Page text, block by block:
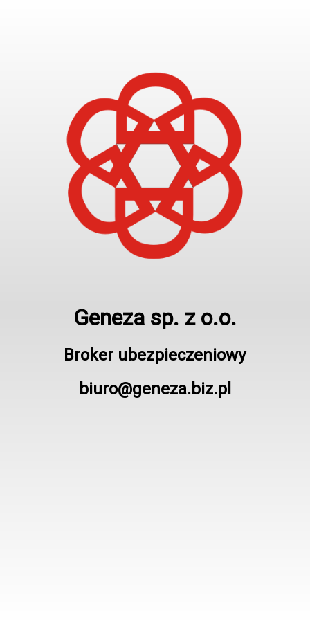
Geneza sp. z o.o.
Broker ubezpieczeniowy
biuro@geneza.biz.pl